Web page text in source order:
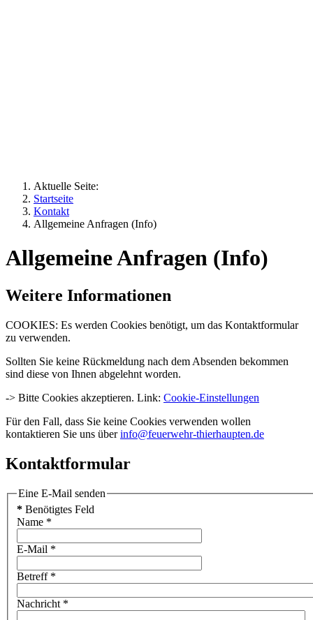
Aktuelle Seite:
Startseite
Kontakt
Allgemeine Anfragen (Info)
Allgemeine Anfragen (Info)
Weitere Informationen
COOKIES: Es werden Cookies benötigt, um das Kontaktformular
zu verwenden.
Sollten Sie keine Rückmeldung nach dem Absenden bekommen
sind diese von Ihnen abgelehnt worden.
-> Bitte Cookies akzeptieren. Link: Cookie-Einstellungen
Für den Fall, dass Sie keine Cookies verwenden wollen
kontaktieren Sie uns überinfo@feuerwehr-thierhaupten.de
Kontaktformular
Eine E-Mail senden
* Benötigtes Feld
Name *
E-Mail *
Betreff*
Nachricht *